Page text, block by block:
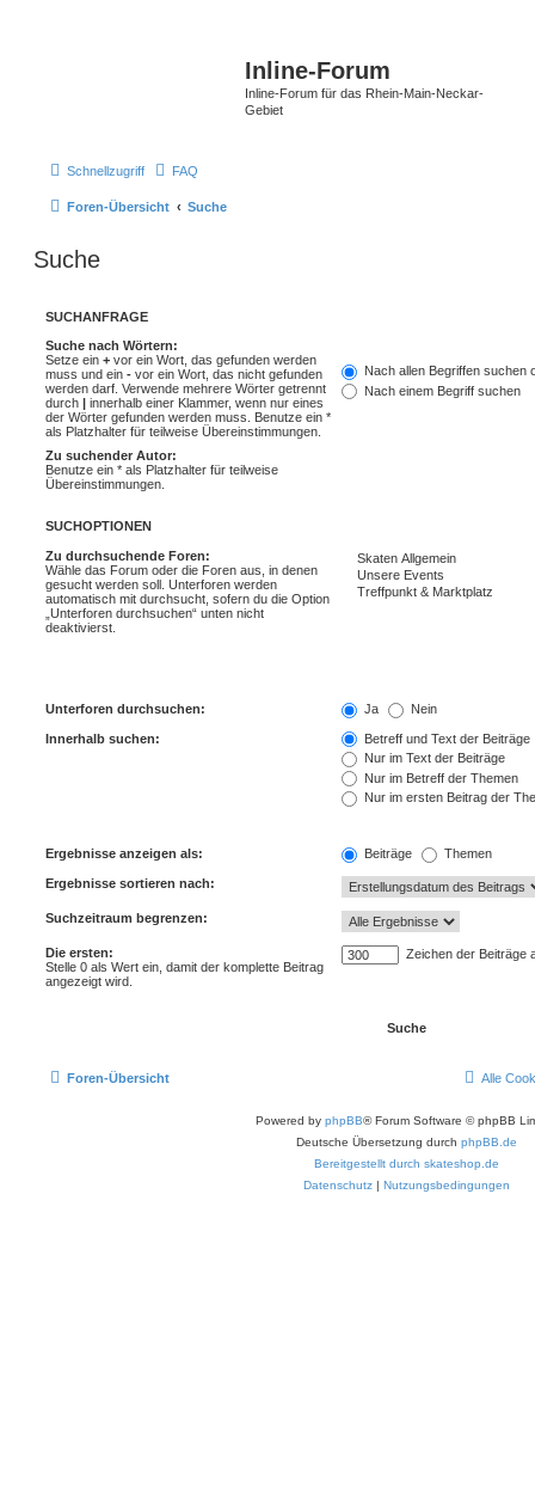
Inline-Forum
Inline-Forum für das Rhein-Main-Neckar-
Gebiet
Schnellzugriff FAQ
Foren-Übersicht Suche
Suche
SUCHANFRAGE
Suche nach Wörtern:
Setze ein + vor ein Wort, das gefunden werden
muss und ein - vor ein Wort, das nicht gefunden
werden darf. Verwende mehrere Wörter getrennt
durch | innerhalb einer Klammer, wenn nur eines
der Wörter gefunden werden muss. Benutze ein *
als Platzhalter für teilweise Übereinstimmungen.
Nach allen Begriffen suchen
Nach einem Begriff suchen
Zu suchender Autor:
Benutze ein * als Platzhalter für teilweise
Übereinstimmungen.
SUCHOPTIONEN
Zu durchsuchende Foren:
Wähle das Forum oder die Foren aus, in denen
gesucht werden soll. Unterforen werden
automatisch mit durchsucht, sofern du die Option
„Unterforen durchsuchen“ unten nicht
deaktivierst.
Unterforen durchsuchen: Ja Nein
Innerhalb suchen:
Betreff und Text der Beiträge
Nur im Text der Beiträge
Nur im Betreff der Themen
Nur im ersten Beitrag der
Ergebnisse anzeigen als: Beiträge Themen
Ergebnisse sortieren nach:
Suchzeitraum begrenzen:
Die ersten:
Stelle 0 als Wert ein, damit der komplette Beitrag
angezeigt wird.
Zeichen der Beiträge
Foren-Übersicht Alle
Powered by phpBB® Forum Software © phpBB
Deutsche Übersetzung durch phpBB.de
Bereitgestellt durch skateshop.de
Datenschutz | Nutzungsbedingungen